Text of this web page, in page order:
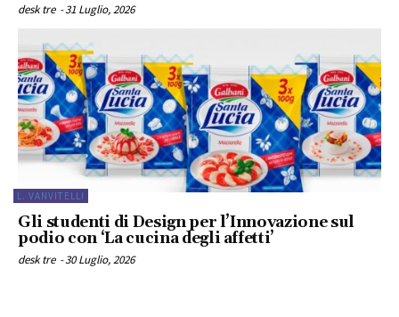
desk tre -31 Luglio, 2026
L. VANVITELLI
Gli studenti di Design per l’Innovazione sul
podio con ‘La cucina degli affetti’
desk tre -30 Luglio, 2026